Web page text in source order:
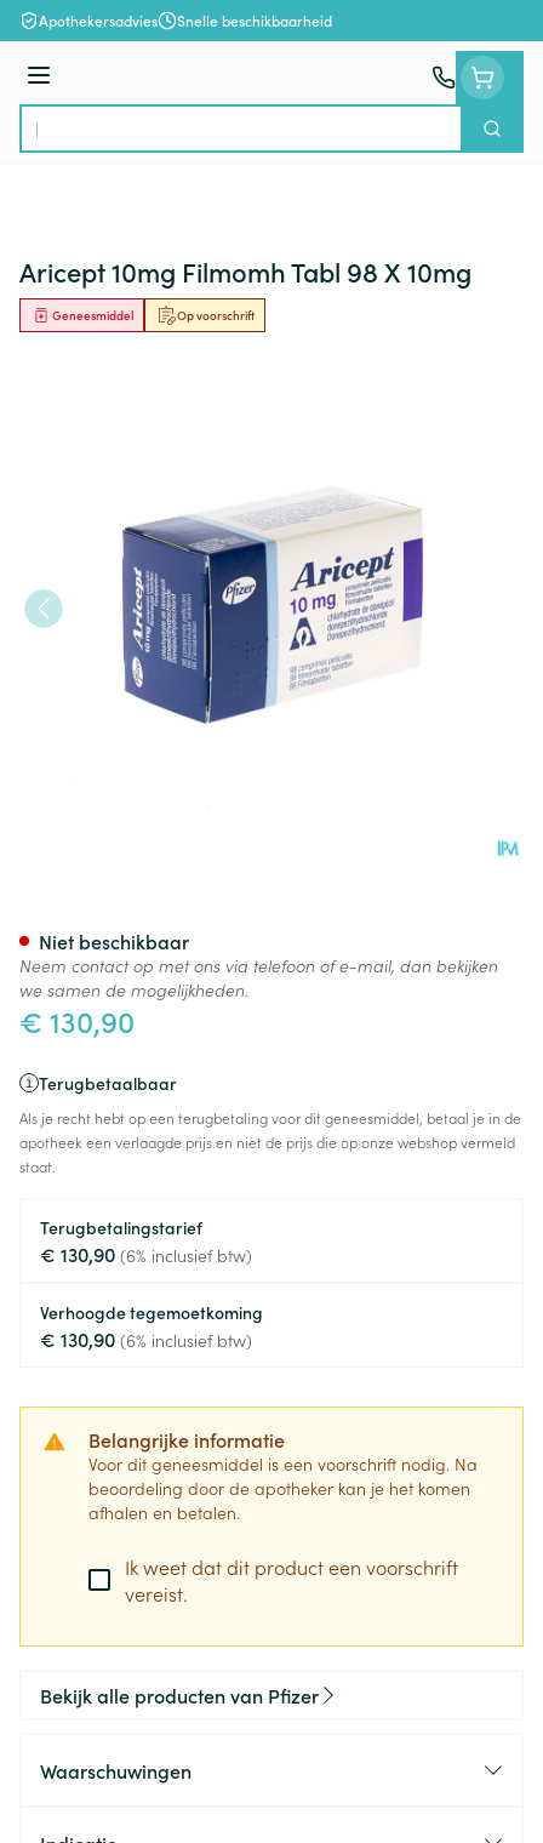
Ga naar de inhoud
Apothekersadvies Snelle beschikbaarheid
Menu
Product, merk, categorie...
Zoek
Aricept 10mg Filmomh Tabl 98 X 10mg
Op voorschrift
Geneesmiddel
€ 130,90
Terugbetaalbaar
Als je recht hebt op een terugbetaling voor dit geneesmiddel, betaal je in de
apotheek een verlaagde prijs en niet de prijs die op onze webshop vermeld
staat.
Terugbetalingstarief
€ 130,90 (6% inclusief btw)
Verhoogde tegemoetkoming
€ 130,90 (6% inclusief btw)
Belangrijke informatie
Voor dit geneesmiddel is een voorschrift nodig. Na
beoordeling door de apotheker kan je het komen
afhalen en betalen.
Ik weet dat dit product een voorschrift
vereist.
Niet beschikbaar
Neem contact op met ons via telefoon of e-mail, dan bekijken
we samen de mogelijkheden.
Bekijk alle producten van Pfizer
Waarschuwingen